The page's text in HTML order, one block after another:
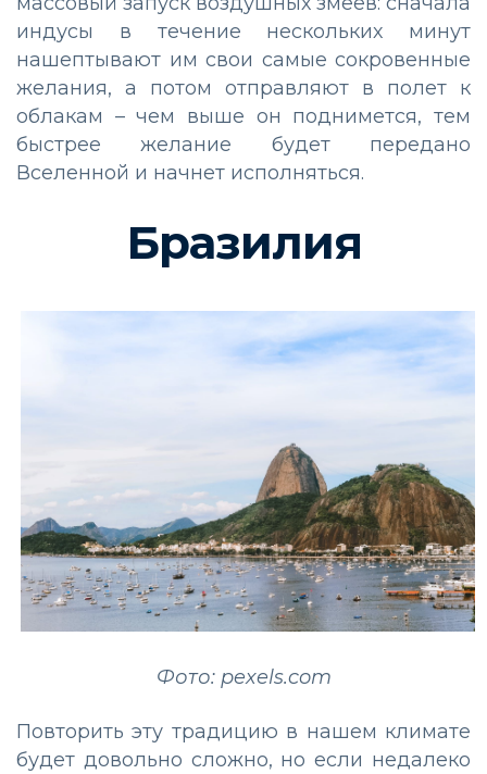
индусы в течение нескольких минут
нашептывают им свои самые сокровенные
желания, а потом отправляют в полет к
облакам – чем выше он поднимется, тем
быстрее желание будет передано
Вселенной и начнет исполняться.
Бразилия
Фото: pexels.com
Повторить эту традицию в нашем климате
будет довольно сложно, но если недалеко